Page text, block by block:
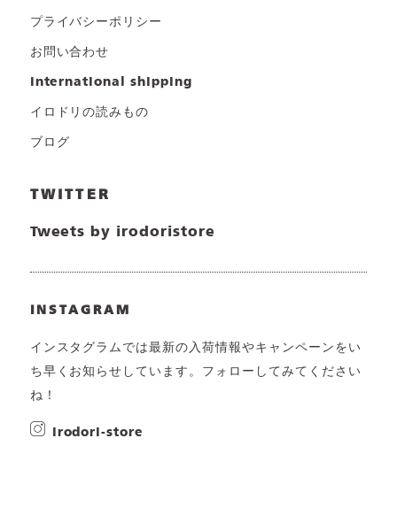
プライバシーポリシー
お問い合わせ
international shipping
イロドリの読みもの
ブログ
TWITTER
Tweets by irodoristore
INSTAGRAM
インスタグラムでは最新の入荷情報やキャンペーンをい
ち早くお知らせしています。フォローしてみてください
ね！
irodori-store